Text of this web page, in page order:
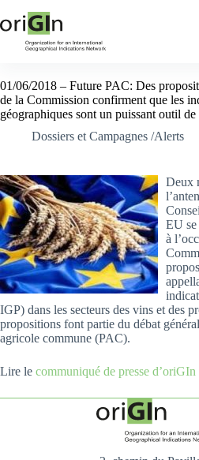
01/06/2018 – Future PAC: Des
de la Commission confirment que les
géographiques sont un puissant outil
Dossiers et Campagnes /Alerts
Deux
EU se
à
IGP) dans les secteurs des vins et des
propositions font partie du débat
agricole commune (PAC).
Lire le communiqué de presse d’oriGIn